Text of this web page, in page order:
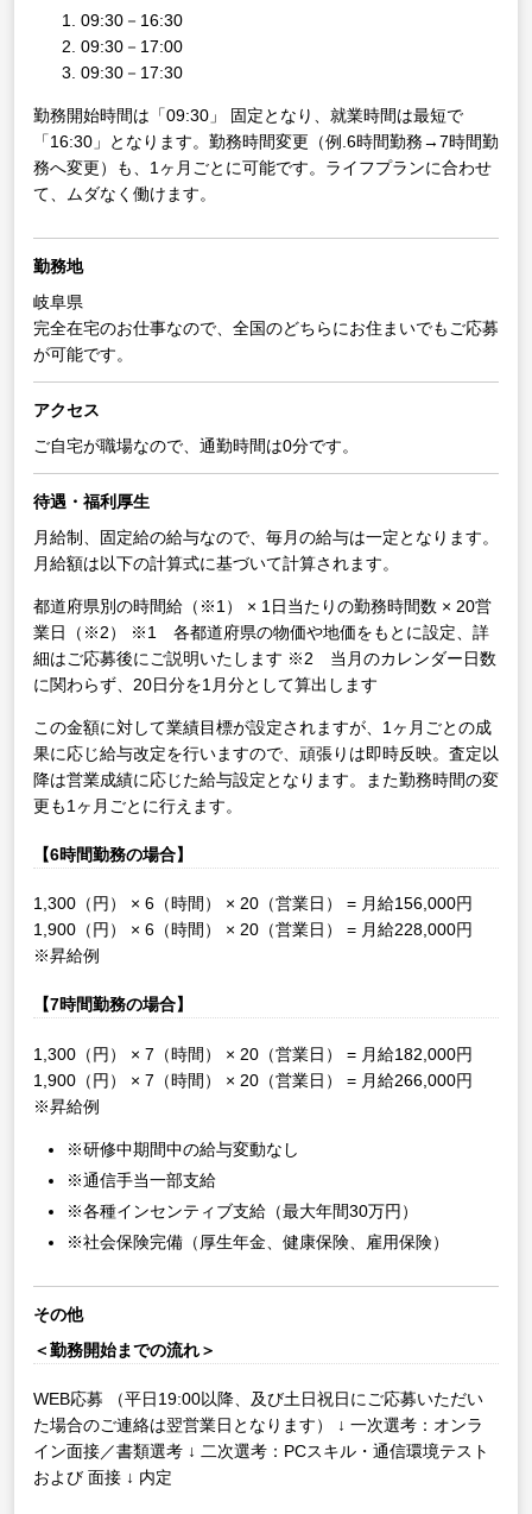
09:30－16:30
09:30－17:00
09:30－17:30
勤務開始時間は「09:30」 固定となり、就業時間は最短で
「16:30」となります。勤務時間変更（例.6時間勤務→7時間勤
務へ変更）も、1ヶ月ごとに可能です。ライフプランに合わせ
て、ムダなく働けます。
勤務地
岐阜県
完全在宅のお仕事なので、全国のどちらにお住まいでもご応募
が可能です。
アクセス
ご自宅が職場なので、通勤時間は0分です。
待遇・福利厚生
月給制、固定給の給与なので、毎月の給与は一定となります。
月給額は以下の計算式に基づいて計算されます。
都道府県別の時間給（※1） × 1日当たりの勤務時間数 × 20営
業日（※2）
※1 各都道府県の物価や地価をもとに設定、詳
細はご応募後にご説明いたします ※2 当月のカレンダー日数
に関わらず、20日分を1月分として算出します
この金額に対して業績目標が設定されますが、1ヶ月ごとの成
果に応じ給与改定を行いますので、頑張りは即時反映。査定以
降は営業成績に応じた給与設定となります。また勤務時間の変
更も1ヶ月ごとに行えます。
【6時間勤務の場合】
1,300（円） × 6（時間） × 20（営業日） = 月給156,000円
1,900（円） × 6（時間） × 20（営業日） = 月給228,000円
※昇給例
【7時間勤務の場合】
1,300（円） × 7（時間） × 20（営業日） = 月給182,000円
1,900（円） × 7（時間） × 20（営業日） = 月給266,000円
※昇給例
※研修中期間中の給与変動なし
※通信手当一部支給
※各種インセンティブ支給（最大年間30万円）
※社会保険完備（厚生年金、健康保険、雇用保険）
その他
＜勤務開始までの流れ＞
WEB応募 （平日19:00以降、及び土日祝日にご応募いただい
た場合のご連絡は翌営業日となります）
↓ 一次選考：オンラ
イン面接／書類選考 ↓ 二次選考：PCスキル・通信環境テスト
および 面接 ↓ 内定